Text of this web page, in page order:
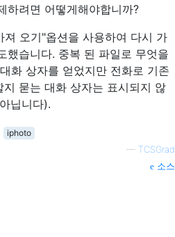
하려면 어떻게해야합니까?
져 오기"옵션을 사용하여 다시 가
했습니다. 중복 된 파일로 무엇을
화 상자를 얻었지만 전화로 기존
지 묻는 대화 상자는 표시되지 않
닙니다).
iphoto
— TCSGrad
소스